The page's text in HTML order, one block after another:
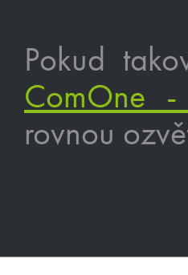
Pokud
ComOne -
rovnou